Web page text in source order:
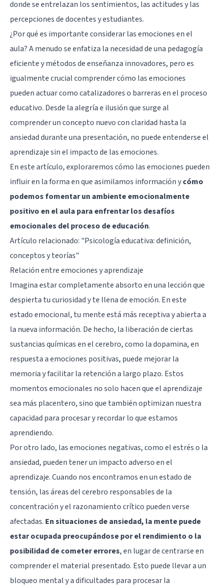
donde se entrelazan los sentimientos, las actitudes y las
percepciones de docentes y estudiantes.
¿Por qué es importante considerar las emociones en el
aula? A menudo se enfatiza la necesidad de una pedagogía
eficiente y métodos de enseñanza innovadores, pero es
igualmente crucial comprender cómo las emociones
pueden actuar como catalizadores o barreras en el proceso
educativo. Desde la alegría e ilusión que surge al
comprender un concepto nuevo con claridad hasta la
ansiedad durante una presentación, no puede entenderse el
aprendizaje sin el impacto de las emociones.
En este artículo, exploraremos cómo las emociones pueden
influir en la forma en que asimilamos información ycómo
podemos fomentar un ambiente emocionalmente
positivo en el aula para enfrentar los desafíos
emocionales del proceso de educación.
Artículo relacionado: "Psicología educativa: definición,
conceptos y teorías"
Relación entre emociones y aprendizaje
Imagina estar completamente absorto en una lección que
despierta tu curiosidad y te llena de emoción. En este
estado emocional, tu mente está más receptiva y abierta a
la nueva información. De hecho, la liberación de ciertas
sustancias químicas en el cerebro, como la dopamina, en
respuesta a emociones positivas, puede mejorar la
memoria y facilitar la retención a largo plazo. Estos
momentos emocionales no solo hacen que el aprendizaje
sea más placentero, sino que también optimizan nuestra
capacidad para procesar y recordar lo que estamos
aprendiendo.
Por otro lado, las emociones negativas, como el estrés o la
ansiedad, pueden tener un impacto adverso en el
aprendizaje. Cuando nos encontramos en un estado de
tensión, las áreas del cerebro responsables de la
concentración y el razonamiento crítico pueden verse
afectadas. En situaciones de ansiedad, la mente puede
estar ocupada preocupándose por el rendimiento o la
posibilidad de cometer errores, en lugar de centrarse en
comprender el material presentado. Esto puede llevar a un
bloqueo mental y a dificultades para procesar la